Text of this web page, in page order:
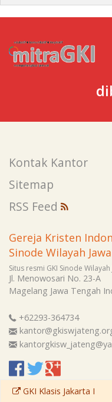
Kontak Kantor
Sitemap
RSS Feed
Gereja Kristen
Sinode Wilayah
Situs resmi GKI Sinode Wilayah
Jl. Menowosari No. 23-A
Magelang Jawa Tengah
+62293-364734
GKI Klasis Jakarta I